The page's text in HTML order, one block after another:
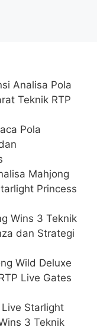
Analisa Pola
Teknik RTP
Pola
Mahjong
Princess
Wins 3 Teknik
dan Strategi
Wild Deluxe
Live Gates
Starlight
3 Teknik